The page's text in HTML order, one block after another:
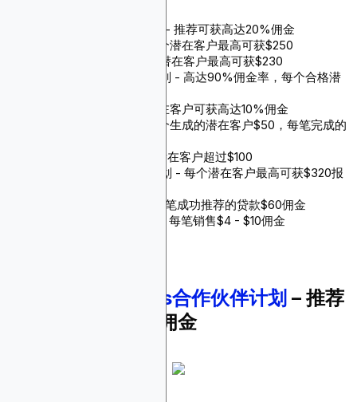
Blockchain-Ads联盟计划 - 推荐可获高达20%佣金
Round Sky联盟计划 - 每个潜在客户最高可获$250
Profitner联盟计划 - 每个潜在客户最高可获$230
Leadstack Media联盟计划 - 高达90%佣金率，每个合格潜
Volsor联盟计划 - 成功潜在客户可获高达10%佣金
New Silver联盟计划 - 每个生成的潜在客户$50，每笔完成的
Zappian联盟计划 - 每个潜在客户超过$100
Stopgo Networks联盟计划 - 每个潜在客户最高可获$320报
Lightstream联盟计划 - 每笔成功推荐的贷款$60佣金
Rocket Money联盟计划 - 每笔销售$4 - $10佣金
Blockchain-Ads合作伙伴计划 – 推荐
可获10-20%持续佣金